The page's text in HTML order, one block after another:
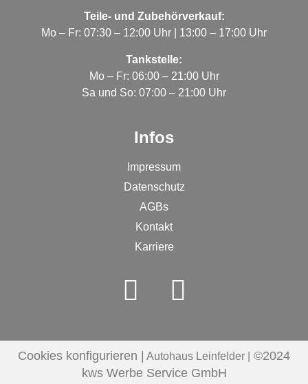
Teile- und Zubehörverkauf:
Mo – Fr: 07:30 – 12:00 Uhr | 13:00 – 17:00 Uhr
Tankstelle:
Mo – Fr: 06:00 – 21:00 Uhr
Sa und So: 07:00 – 21:00 Uhr
Infos
Impressum
Datenschutz
AGBs
Kontakt
Karriere
Cookies konfigurieren | Autohaus Leinfelder |
©2024
kws Werbe Service GmbH